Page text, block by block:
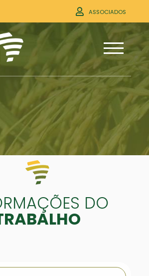
ASSOCIADOS
DO